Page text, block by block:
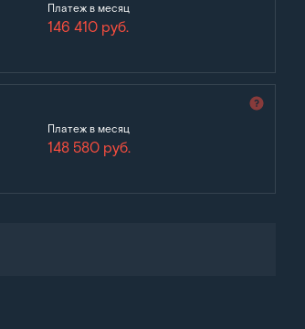
Платеж в месяц
146 410 руб.
Платеж в месяц
148 580 руб.